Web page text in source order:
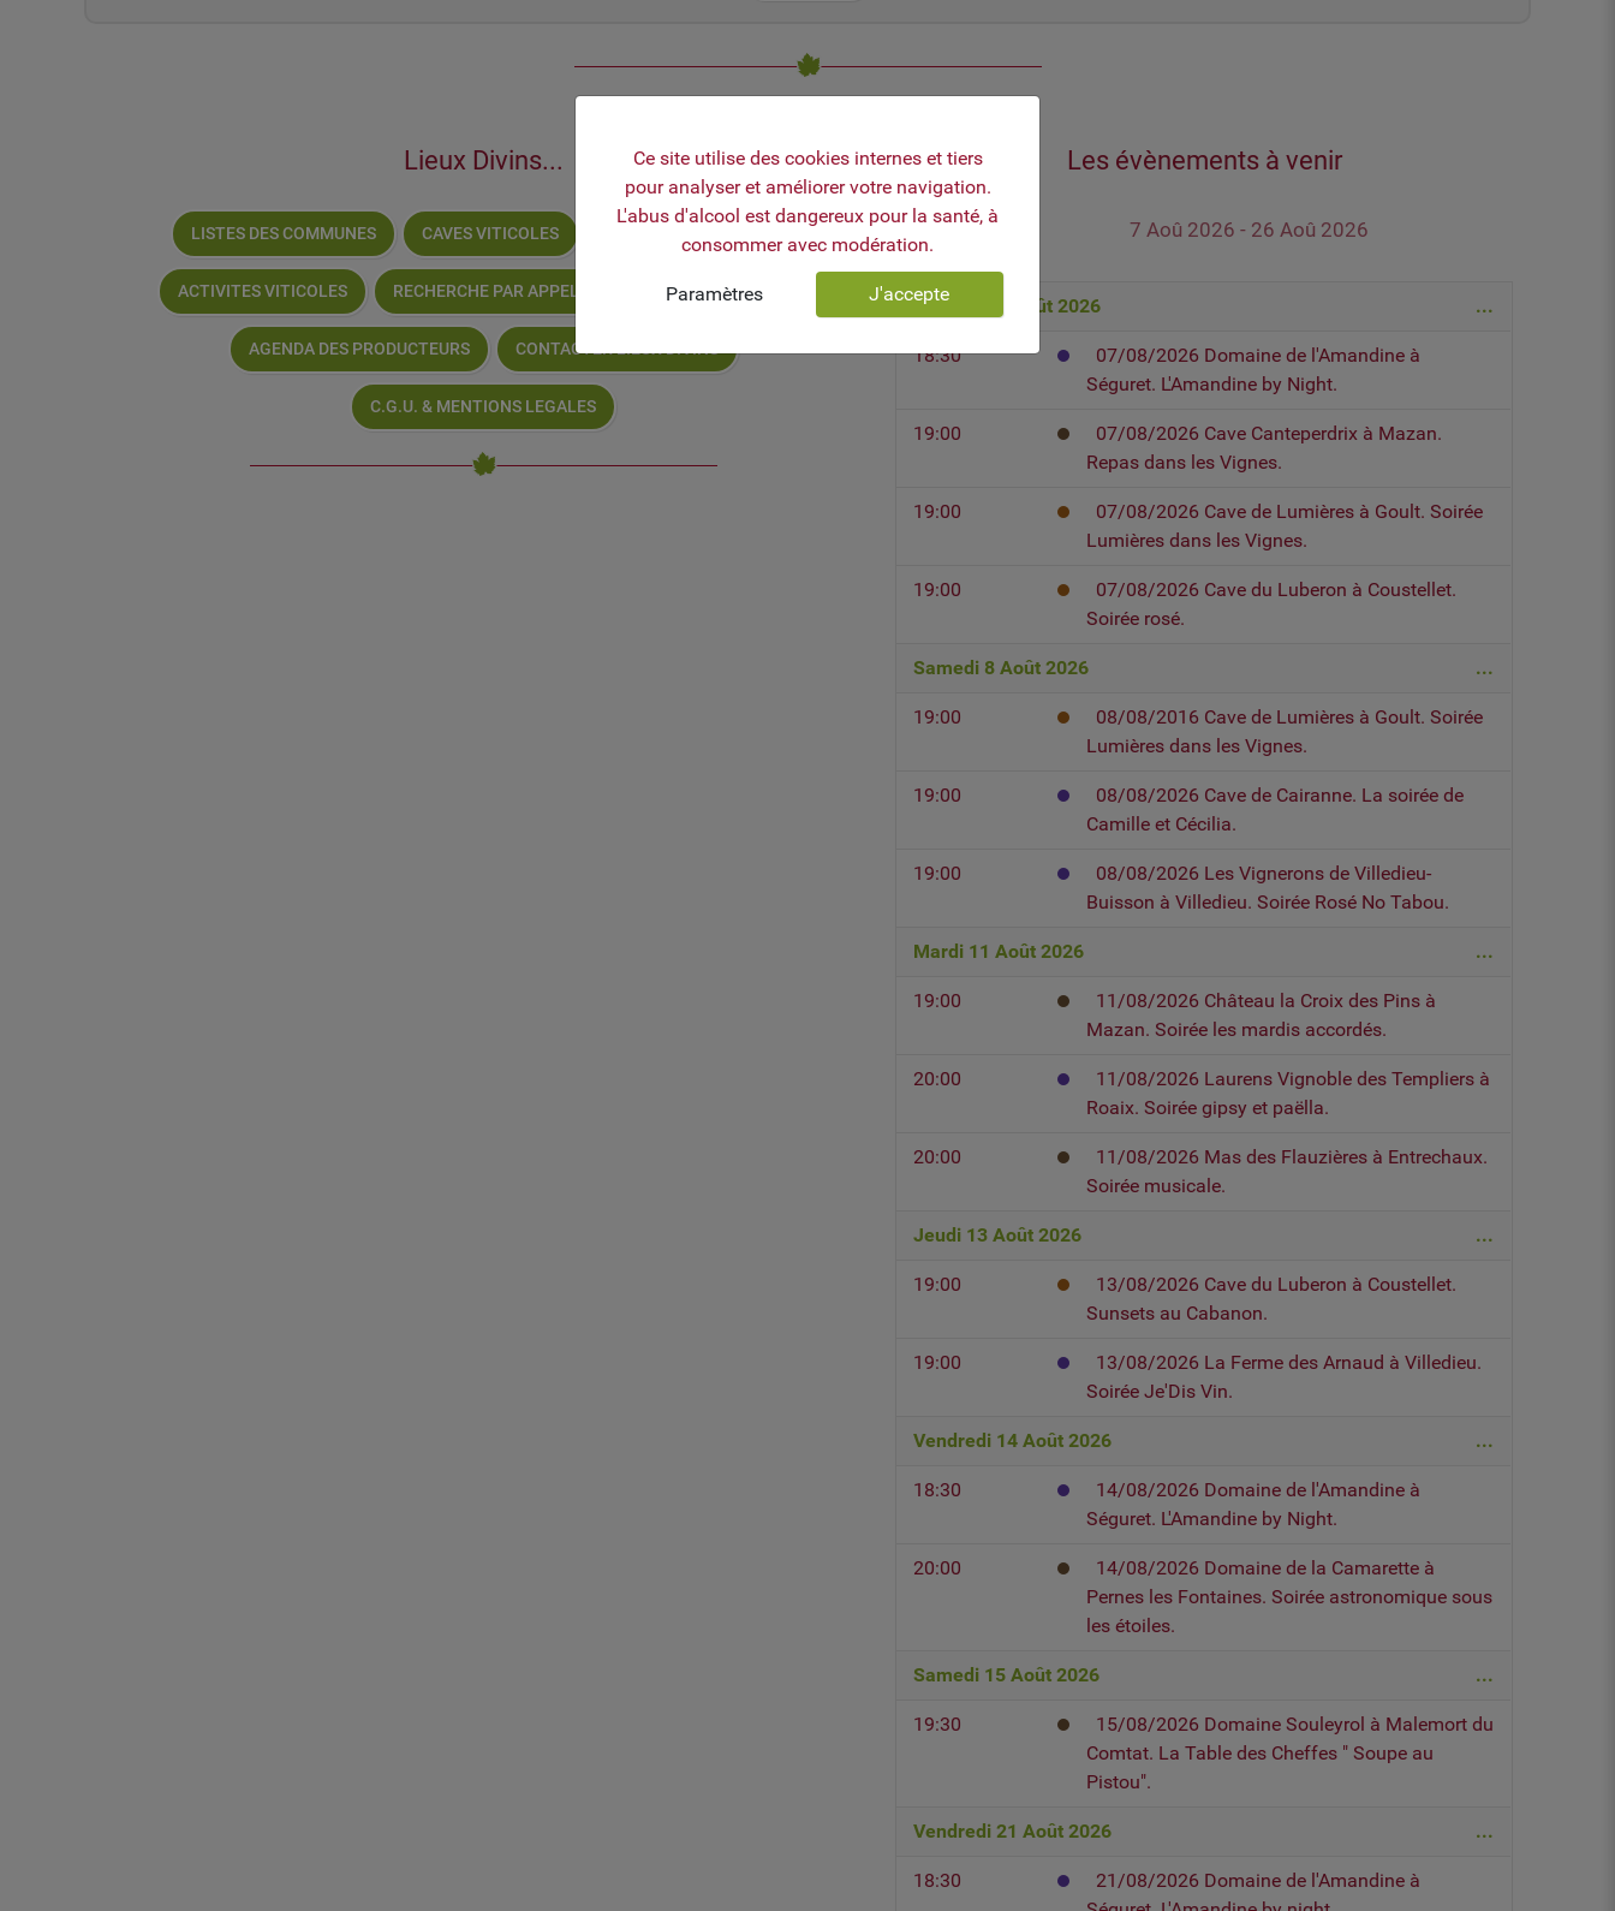
Lieux Divins...
LISTES DES COMMUNES CAVES VITICOLES
ACTIVITES VITICOLES RECHERCHE PAR APPELLATIONS RECHERCHE
AGENDA DES PRODUCTEURS CONTACTER LIEUX DIVINS
C.G.U. & MENTIONS LEGALES
Les évènements à venir
7 Aoû 2026 - 26 Aoû 2026
Vendredi 7 Août 2026 ...
18:30
07/08/2026 Domaine de l'Amandine à
Séguret. L'Amandine by Night.
19:00
07/08/2026 Cave Canteperdrix à Mazan.
Repas dans les Vignes.
19:00
07/08/2026 Cave de Lumières à Goult. Soirée
Lumières dans les Vignes.
19:00
07/08/2026 Cave du Luberon à Coustellet.
Soirée rosé.
Samedi 8 Août 2026 ...
19:00
08/08/2016 Cave de Lumières à Goult. Soirée
Lumières dans les Vignes.
19:00
08/08/2026 Cave de Cairanne. La soirée de
Camille et Cécilia.
19:00
08/08/2026 Les Vignerons de Villedieu-
Buisson à Villedieu. Soirée Rosé No Tabou.
Mardi 11 Août 2026 ...
19:00
11/08/2026 Château la Croix des Pins à
Mazan. Soirée les mardis accordés.
20:00
11/08/2026 Laurens Vignoble des Templiers à
Roaix. Soirée gipsy et paëlla.
20:00
11/08/2026 Mas des Flauzières à Entrechaux.
Soirée musicale.
Jeudi 13 Août 2026 ...
19:00
13/08/2026 Cave du Luberon à Coustellet.
Sunsets au Cabanon.
19:00
13/08/2026 La Ferme des Arnaud à Villedieu.
Soirée Je'Dis Vin.
Vendredi 14 Août 2026 ...
18:30
14/08/2026 Domaine de l'Amandine à
Séguret. L'Amandine by Night.
20:00
14/08/2026 Domaine de la Camarette à
Pernes les Fontaines. Soirée astronomique sous
les étoiles.
Samedi 15 Août 2026 ...
19:30
15/08/2026 Domaine Souleyrol à Malemort du
Comtat. La Table des Cheffes " Soupe au
Pistou".
Vendredi 21 Août 2026 ...
18:30
21/08/2026 Domaine de l'Amandine à
MOD_JBCOOKIES_LANG_HEADER_DEFAULT
Ce site utilise des cookies internes et tiers
pour analyser et améliorer votre navigation.
L'abus d'alcool est dangereux pour la santé, à
consommer avec modération.
Paramètres J'accepte